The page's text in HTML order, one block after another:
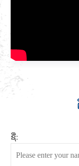
ຊື່: